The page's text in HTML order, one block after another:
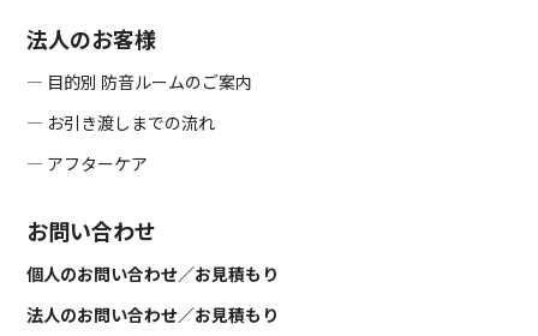
法人のお客様
― 目的別 防音ルームのご案内
― お引き渡しまでの流れ
― アフターケア
お問い合わせ
個人のお問い合わせ／お見積もり
法人のお問い合わせ／お見積もり